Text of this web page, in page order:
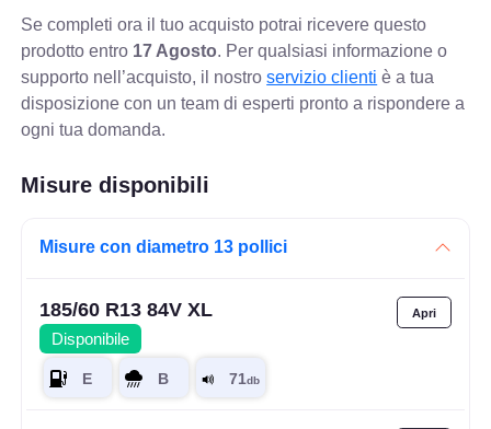
Se completi ora il tuo acquisto potrai ricevere questo
prodotto entro 17 Agosto. Per qualsiasi informazione o
supporto nell’acquisto, il nostroservizio clienti è a tua
disposizione con un team di esperti pronto a rispondere a
ogni tua domanda.
Misure disponibili
Misure con diametro 13 pollici
185/60 R13 84V XL
Disponibile